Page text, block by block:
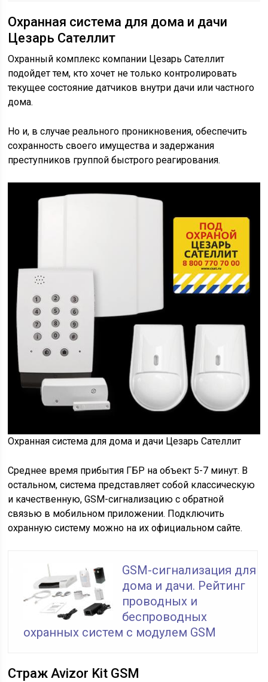
Охранная система для дома и дачи
Цезарь Сателлит
Охранный комплекс компании Цезарь Сателлит
подойдет тем, кто хочет не только контролировать
текущее состояние датчиков внутри дачи или частного
дома.
Но и, в случае реального проникновения, обеспечить
сохранность своего имущества и задержания
преступников группой быстрого реагирования.
Охранная система для дома и дачи Цезарь Сателлит
Среднее время прибытия ГБР на объект 5-7 минут. В
остальном, система представляет собой классическую
и качественную, GSM-сигнализацию с обратной
связью в мобильном приложении. Подключить
охранную систему можно на их официальном сайте.
GSM-сигнализация для
дома и дачи. Рейтинг
проводных и
беспроводных
охранных систем с модулем GSM
Страж Avizor Kit GSM